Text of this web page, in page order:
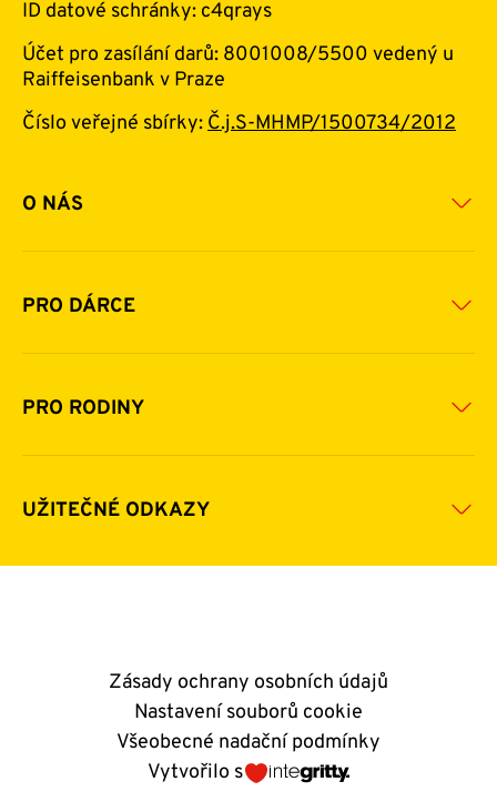
ID datové schránky: c4qrays
Účet pro zasílání darů: 8001008/5500 vedený u
Raiffeisenbank v Praze
Číslo veřejné sbírky:Č.j.S-MHMP/1500734/2012
O NÁS
Základní informace o nadaci
Historie a zakladatelé
Financování
Pomoc v číslech
Napsali o nás
PRO DÁRCE
Jak pomáhat
Daňová uznatelnost darů
Další možnosti pomoci
Zpravodaje
PRO RODINY
Komu a jak pomáháme
Pravidla poskytování finanční pomoci
UŽITEČNÉ ODKAZY
Kontakty
Zásady ochrany osobních údajů
Nastavení souborů cookie
Všeobecné nadační podmínky
Vytvořilo s